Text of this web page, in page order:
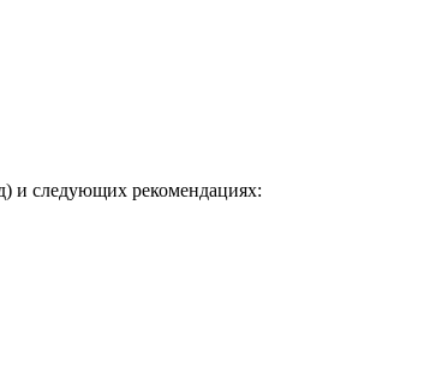
и следующих рекомендациях: